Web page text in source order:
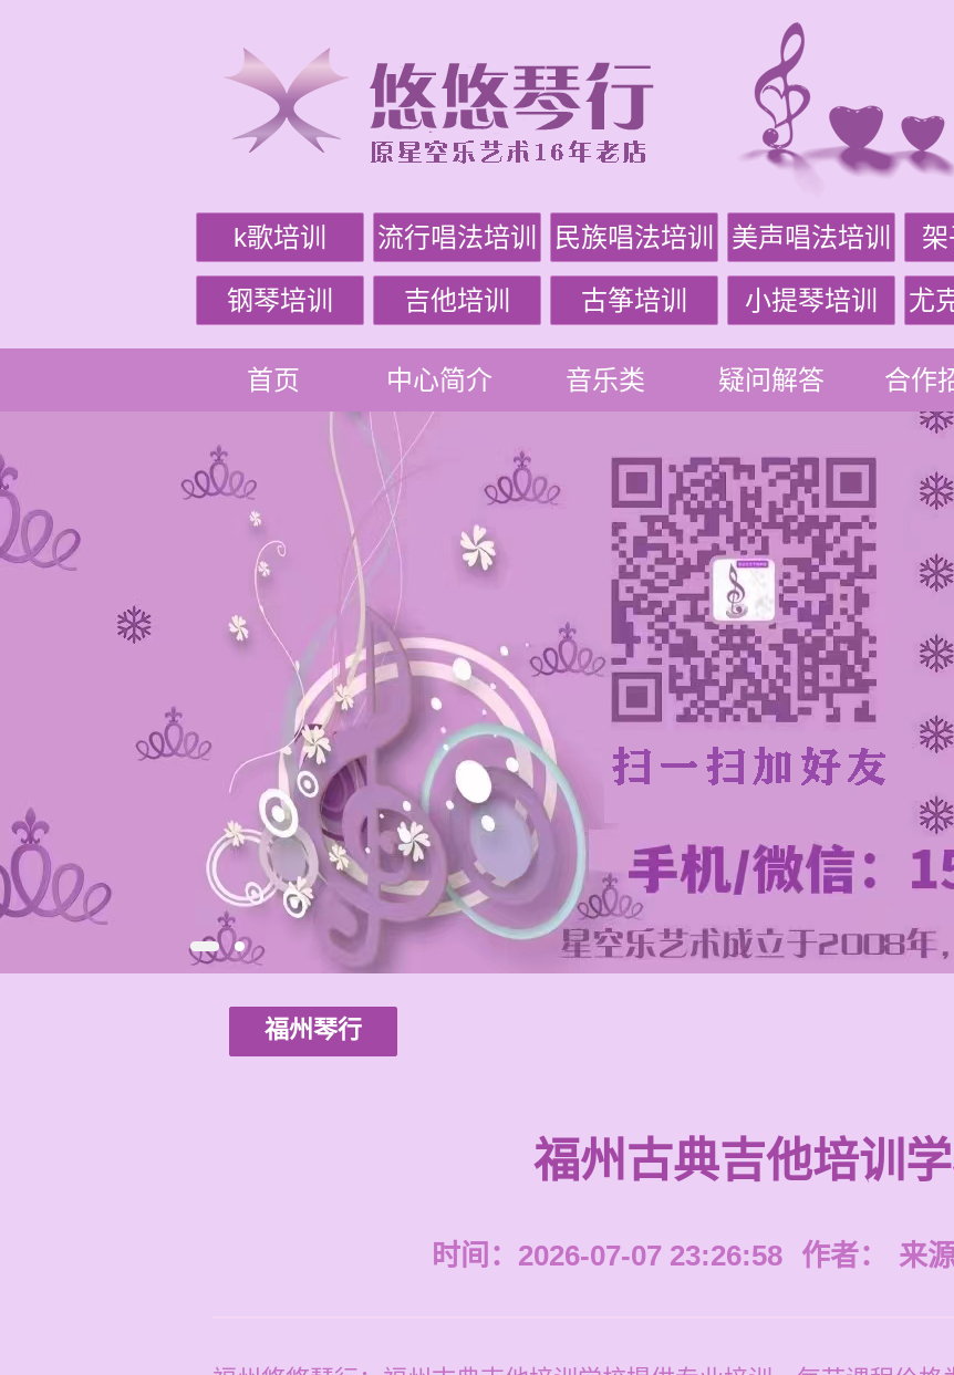
k歌培训 流行唱法培训 民族唱法培训 美声唱法培训 架
钢琴培训 吉他培训 古筝培训 小提琴培训 尤
首页 中心简介 音乐类 疑问解答 合作
福州琴行
福州古典吉他培训
时间：2026-07-07 23:26:58 作者： 来源